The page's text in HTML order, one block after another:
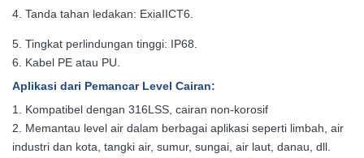
4. Tanda tahan ledakan: ExiaIICT6.
5. Tingkat perlindungan tinggi: IP68.
6. Kabel PE atau PU.
Aplikasi dari Pemancar Level Cairan:
1. Kompatibel dengan 316LSS, cairan non-korosif
2. Memantau level air dalam berbagai aplikasi seperti limbah, air
industri dan kota, tangki air, sumur, sungai, air laut, danau, dll.